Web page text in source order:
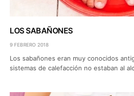
LOS SABAÑONES
9 FEBRERO 2018
Los sabañones eran muy conocidos
sistemas de calefacción no estaban al